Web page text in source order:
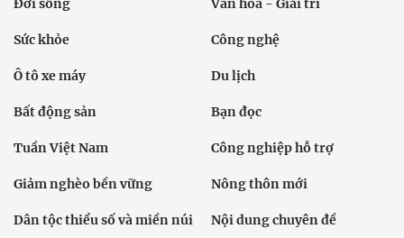
Đời sống Văn hóa - Giải trí
Sức khỏe Công nghệ
Ô tô xe máy Du lịch
Bất động sản Bạn đọc
Tuần Việt Nam Công nghiệp hỗ trợ
Giảm nghèo bền vững Nông thôn mới
Dân tộc thiểu số và miền núi Nội dung chuyên đề